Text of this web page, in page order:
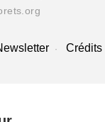
Crédits